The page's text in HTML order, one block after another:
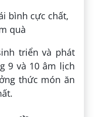
triển và phát
9 và 10 âm lịch
thức món ăn